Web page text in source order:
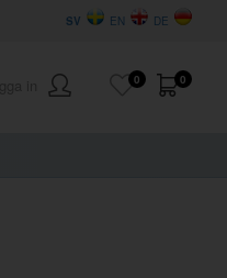
DE
EN
SV
0
0